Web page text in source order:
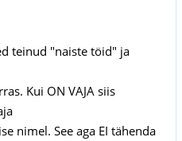
teinud "naiste töid" ja
Kui ON VAJA siis
nimel. See aga EI tähenda